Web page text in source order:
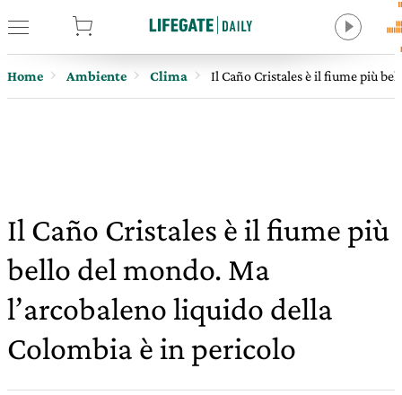
Home Ambiente Clima Il Caño Cristales è il fiume più
Il Caño Cristales è il fiume più
bello del mondo. Ma
l’arcobaleno liquido della
Colombia è in pericolo